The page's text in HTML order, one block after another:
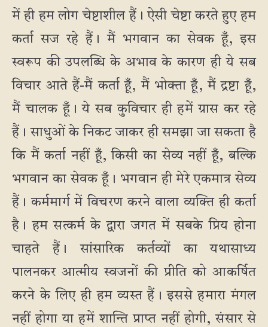
में ही हम लोग चेष्टाशील हैं। ऐसी चेष्टा करते हुए हम
कर्ता सज रहे हैं। मैं भगवान का सेवक हूँ, इस
स्वरूप की उपलब्धि के अभाव के कारण ही ये सब
विचार आते हैं-मैं कर्ता हूँ, मैं भोक्ता हूँ, मैं द्रष्टा हूँ,
मैं चालक हूँ। ये सब कुविचार ही हमें ग्रास कर रहे
हैं। साधुओं के निकट जाकर ही समझा जा सकता है
कि मैं कर्ता नहीं हूँ, किसी का सेव्य नहीं हूँ, बल्कि
भगवान का सेवक हूँ। भगवान ही मेरे एकमात्र सेव्य
हैं। कर्ममार्ग में विचरण करने वाला व्यक्ति ही कर्ता
है। हम सत्कर्म के द्वारा जगत में सबके प्रिय होना
चाहते हैं। सांसारिक कर्तव्यों का यथासाध्य
पालनकर आत्मीय स्वजनों की प्रीति को आकर्षित
करने के लिए ही हम व्यस्त हैं। इससे हमारा मंगल
नहीं होगा या हमें शान्ति प्राप्त नहीं होगी, संसार से